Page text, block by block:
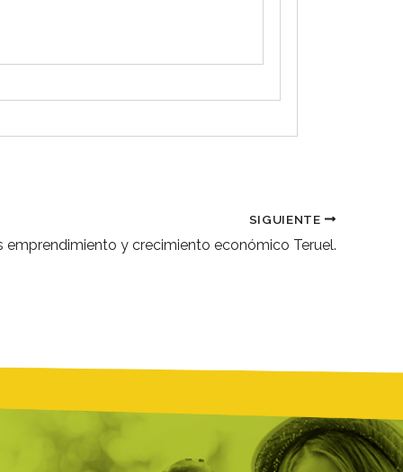
SIGUIENTE
emprendimiento y crecimiento económico Teruel.